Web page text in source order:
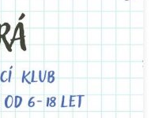
rok 2022 realizaci
» více » leták